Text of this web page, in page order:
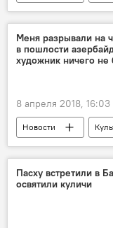
Папа Римский
Меня разрывали на
в пошлости
художник ничего не
8 апреля 2018, 16:03
Новости
Азербайджан
Художник
Пасху встретили в
освятили куличи